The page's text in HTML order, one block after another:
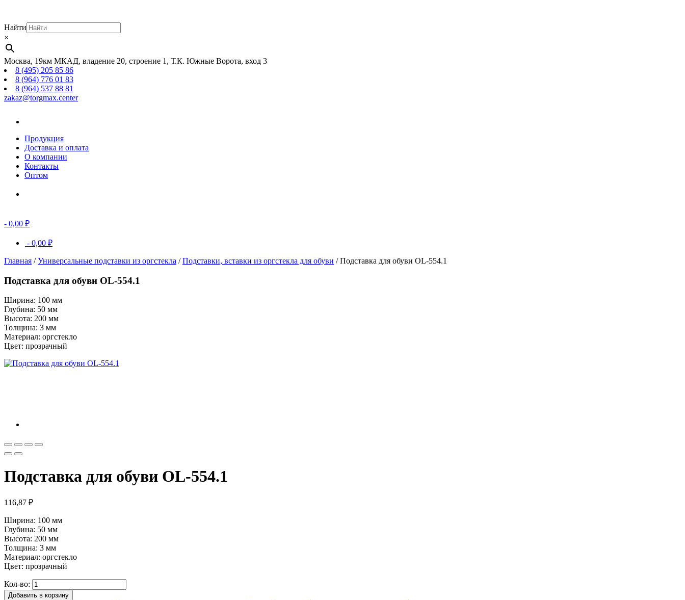
Найти
×
Москва, 19км МКАД, владение 20, строение 1, Т.К. Южные Ворота, вход 3
8 (495) 205 85 86
8 (964) 776 01 83
8 (964) 537 88 81
zakaz@torgmax.center
Продукция
Доставка и оплата
О компании
Контакты
Оптом
- 0,00 ₽
- 0,00 ₽
Главная /Универсальные подставки из оргстекла /Подставки, вставки из оргстекла для обуви / Подставка для обуви OL-554.1
Подставка для обуви OL-554.1
Ширина: 100 мм
Глубина: 50 мм
Высота: 200 мм
Толщина: 3 мм
Материал: оргстекло
Цвет: прозрачный
Подставка для обуви OL-554.1
116,87 ₽
Ширина: 100 мм
Глубина: 50 мм
Высота: 200 мм
Толщина: 3 мм
Материал: оргстекло
Цвет: прозрачный
Кол-во:
Добавить в корзину